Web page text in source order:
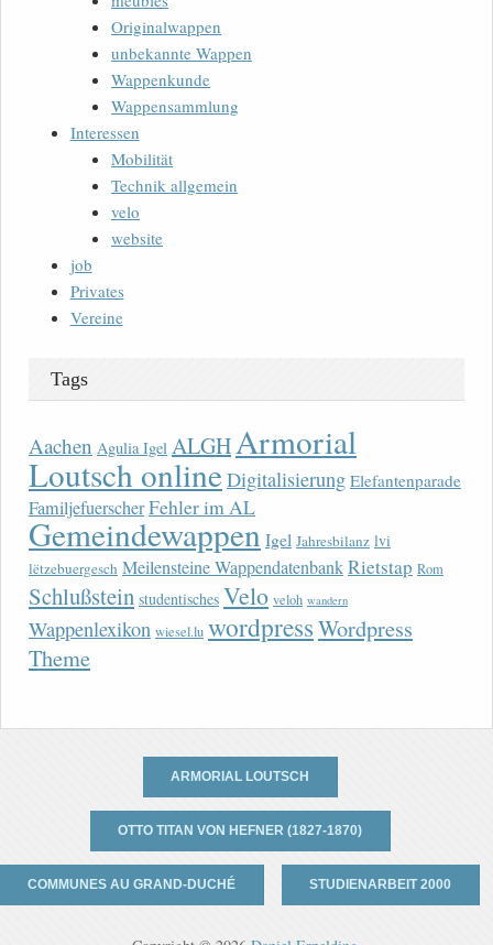
Originalwappen
unbekannte Wappen
Wappenkunde
Wappensammlung
Interessen
Mobilität
Technik allgemein
velo
website
job
Privates
Vereine
Tags
Aachen Agulia Igel ALGHArmorial
Loutsch onlineDigitalisierung Elefantenparade
FamiljefuerscherFehler im AL
Gemeindewappen Igel Jahresbilanz lvi
lëtzebuergesch Meilensteine WappendatenbankRietstap Rom
Schlußstein studentisches Velo veloh wandern
Wappenlexikon wiesel.lu wordpressWordpress
Theme
ARMORIAL LOUTSCH
OTTO TITAN VON HEFNER (1827-1870)
COMMUNES AU GRAND-DUCHÉ STUDIENARBEIT 2000